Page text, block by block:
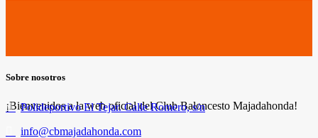
Sobre nosotros
¡Bienvenidos a la web oficial del Club Baloncesto Majadahonda!
Polideportivo El Tejar. Calle Romero, s/n
info@cbmajadahonda.com